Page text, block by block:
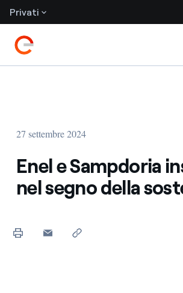
Privati
27 settembre 2024
Enel e Sampdoria
nel segno della